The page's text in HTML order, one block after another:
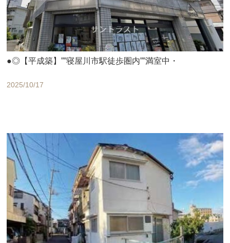
●◎【平成築】””寝屋川市駅徒歩圏内””満室中・
2025/10/17